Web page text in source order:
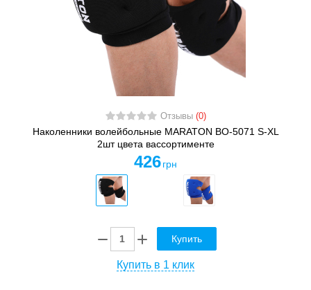
Отзывы (0)
Наколенники волейбольные MARATON BO-5071 S-XL
2шт цвета вассортименте
426 грн
Купить
Купить в 1 клик